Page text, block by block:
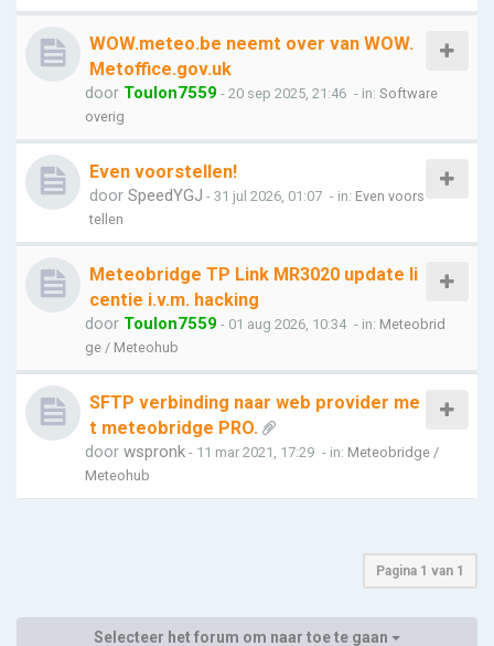
WOW.meteo.be neemt over van WOW.
Metoffice.gov.uk
door Toulon7559 - 20 sep 2025, 21:46 - in: Software
overig
Even voorstellen!
door SpeedYGJ - 31 jul 2026, 01:07 - in: Even voors
tellen
Meteobridge TP Link MR3020 update li
centie i.v.m. hacking
door Toulon7559 - 01 aug 2026, 10:34 - in: Meteobrid
ge / Meteohub
SFTP verbinding naar web provider me
t meteobridge PRO.
door wspronk - 11 mar 2021, 17:29 - in: Meteobridge /
Meteohub
Pagina 1 van 1
Selecteer het forum om naar toe te gaan